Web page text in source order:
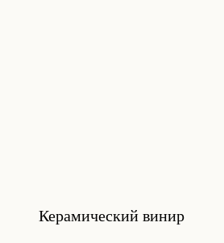
Керамический винир